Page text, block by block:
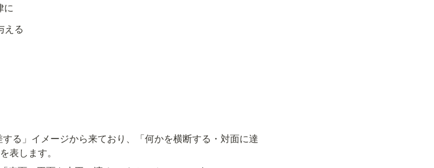
に
える
る」イメージから来ており、「何かを横断する・対面に達
表します。